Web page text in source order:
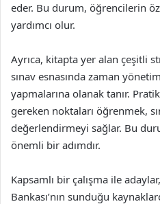
eder. Bu durum, öğrencilerin
yardımcı olur.
Ayrıca, kitapta yer alan çeşitli
sınav esnasında zaman
yapmalarına olanak tanır.
gereken noktaları öğrenmek,
değerlendirmeyi sağlar. Bu
önemli bir adımdır.
Kapsamlı bir çalışma ile
Bankası’nın sunduğu